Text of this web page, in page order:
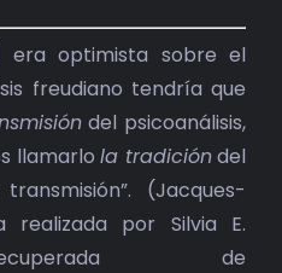
ACTUALIDAD
CONTACTO
optimista sobre el
freudiano tendría que
del psicoanálisis,
llamarlola tradicióndel
(Jacques-
realizada por Silvia E.
de